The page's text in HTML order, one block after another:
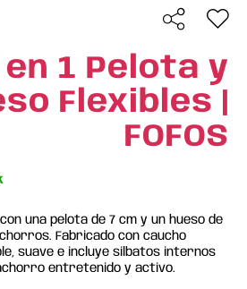
1 Pelota y
Flexibles |
FOFOS
con una pelota de 7 cm y un hueso de
Fabricado con caucho
suave e incluye silbatos internos
entretenido y activo.